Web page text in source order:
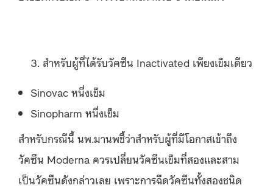
สำหรับผู้ที่ได้รับวัคซีน Inactivated เพียงเข็มเดียว
Sinovac หนึ่งเข็ม
Sinopharm หนึ่งเข็ม
สำหรับกรณีนี้ นพ.มานพชี้ว่าสำหรับผู้ที่มีโอกาสเข้าถึง
วัคซีน Moderna ควรเปลี่ยนวัคซีนเข็มที่สองและสาม
เป็นวัคซีนดังกล่าวเลย เพราะการฉีดวัคซีนทั้งสองชนิด